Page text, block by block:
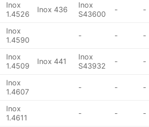
Inox
1.4526
Inox 436
Inox
S43600
- -
Inox
1.4590
- - -
Inox
1.4509
Inox 441
Inox
S43932
- -
Inox
1.4607
- - -
Inox
1.4611
- - -